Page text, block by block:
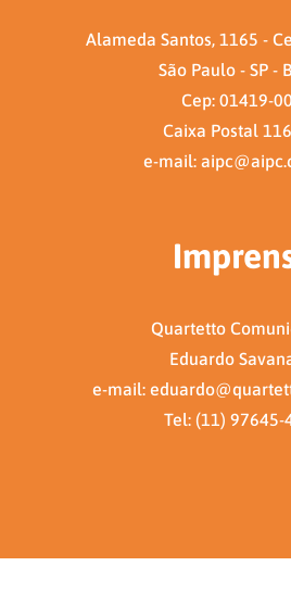
Alameda Santos, 1165 -
São Paulo - SP -
Cep: 01419-
Caixa Postal
e-mail:
Quartetto
Eduardo
e-mail:
Tel: (11) 97645-